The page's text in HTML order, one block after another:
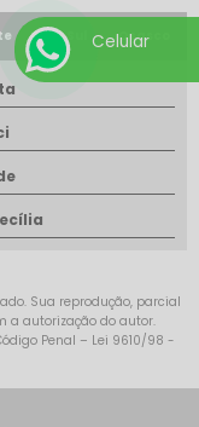
Zona Sul Osasco
Sua reprodução, parcial
a autorização do autor.
Penal – Lei 9610/98 -
Celular